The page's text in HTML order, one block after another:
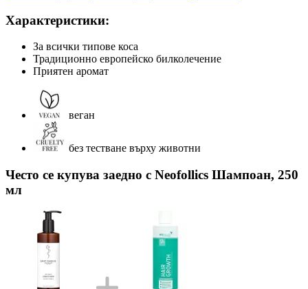
Характеристики:
За всички типове коса
Традиционно европейско билколечение
Приятен аромат
веган
без тестване върху животни
Често се купува заедно с Neofollics Шампоан, 250
мл